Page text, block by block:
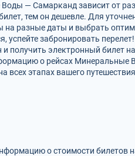
— Самарканд зависит от
тем он дешевле. Для
разные даты и выбрать
забронировать
электронный билет
о рейсах
этапах вашего
о стоимости билетов